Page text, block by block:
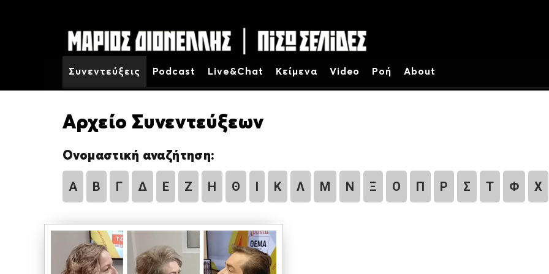
Συνεντεύξεις Podcast Live&Chat Κείμενα Video Ροή About
Αρχείο Συνεντεύξεων
Ονομαστική αναζήτηση:
Α Β Γ Δ Ε Ζ Η Θ Ι Κ Λ Μ Ν Ξ Ο Π Ρ Σ Τ Φ Χ